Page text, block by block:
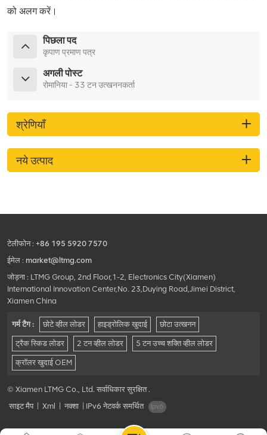
को अलग करें।
पिछला पद
कृपाण प्रमाण पत्र
अगली पोस्ट
रोमानिया - 33 टन उत्खननकर्ता
श्रेणियाँ
नये उत्पाद
टेलीफोन : +86 195 5920 7570
ईमेल : market@ltmg.com
जोड़ना : LTMG Group, 2nd Floor,1-2, Electronics City(Xiamen)
International Innovation Center,No. 23,Duying Road,Jimei District,
Xiamen China
गर्म टैग : छोटे व्हील लोडर हाइड्रोलिक खुदाई छोटा उत्खनन
ट्रैक स्किड लोडर 2 टन व्हील लोडर 5 टन उच्च शक्ति व्हील लोडर
क्रॉलर खुदाई OEM
© Xiamen LTMG Co., Ltd. सर्वाधिकार सुरक्षित .
साइट मैप
Xml नक्शा IPv6 नेटवर्क समर्थित